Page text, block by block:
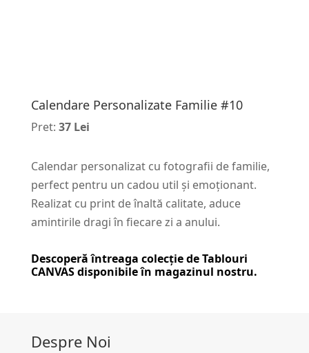
Calendare Personalizate Familie #10
Pret: 37 Lei
Calendar personalizat cu fotografii de familie,
perfect pentru un cadou util și emoționant.
Realizat cu print de înaltă calitate, aduce
amintirile dragi în fiecare zi a anului.
Descoperă întreaga colecție deTablouri
CANVASdisponibile în magazinul nostru.
Despre Noi